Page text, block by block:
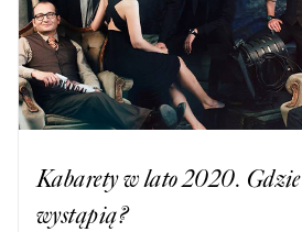
Kabarety w lato 2020. Gdzie
wystąpią?